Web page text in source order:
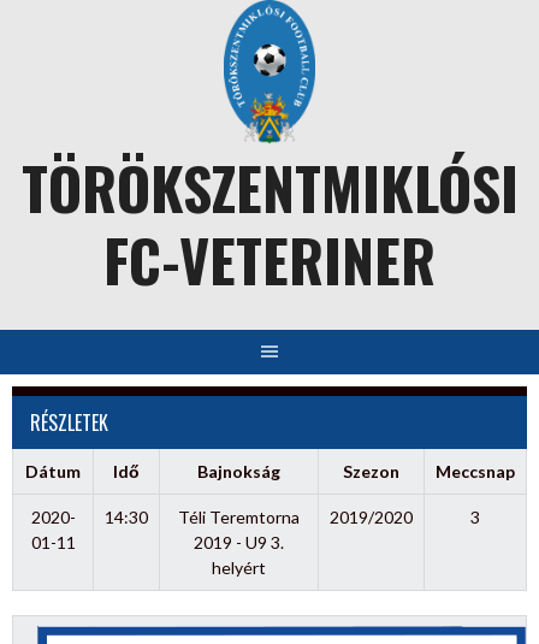
TÖRÖKSZENTMIKLÓSI
FC-VETERINER
RÉSZLETEK
Dátum Idő Bajnokság Szezon Meccsnap
2020-
01-11
14:30
Téli Teremtorna
2019 - U9 3.
helyért
2019/2020 3